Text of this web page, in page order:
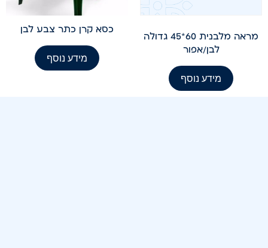
מראה מלבנית 60*45 גדולה
לבן/אפור
מידע נוסף
כסא קרן כתר צבע לבן
מידע נוסף